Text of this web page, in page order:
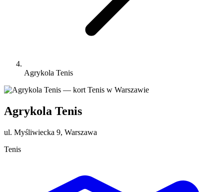
Agrykola Tenis
Agrykola Tenis
ul. Myśliwiecka 9, Warszawa
Tenis